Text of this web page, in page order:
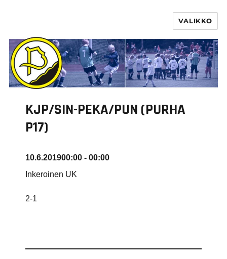
VALIKKO
KJP/SIN-PEKA/PUN (PURHA
P17)
10.6.201900:00 - 00:00
Inkeroinen UK
2-1